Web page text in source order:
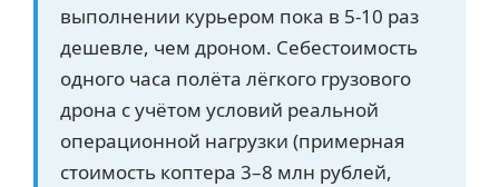
выполнении курьером пока в 5-10 раз
дешевле, чем дроном. Себестоимость
одного часа полёта лёгкого грузового
дрона с учётом условий реальной
операционной нагрузки (примерная
стоимость коптера 3–8 млн рублей,